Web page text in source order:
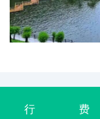
行
费